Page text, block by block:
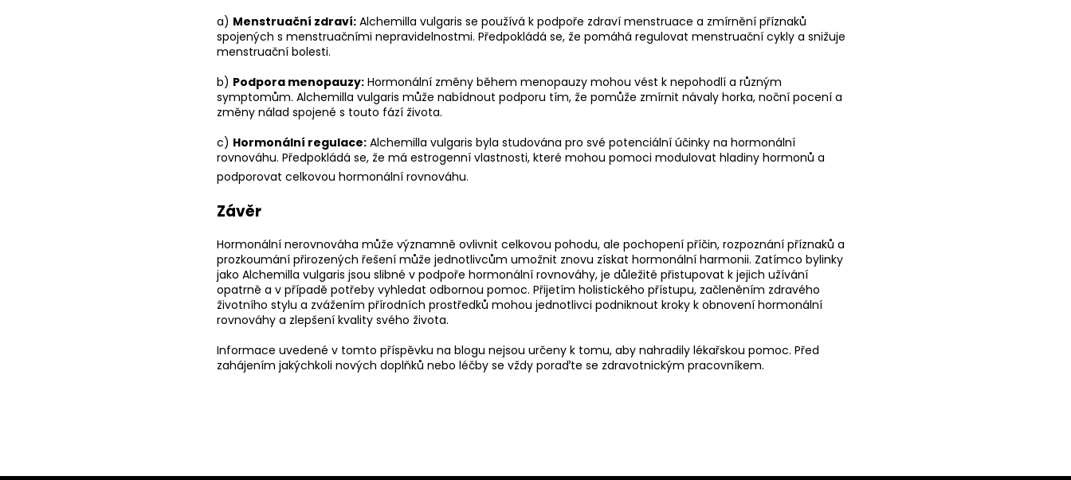
a) Menstruační zdraví: Alchemilla vulgaris se používá k podpoře zdraví menstruace a zmírnění příznaků
spojených s menstruačními nepravidelnostmi. Předpokládá se, že pomáhá regulovat menstruační cykly a snižuje
menstruační bolesti.
b) Podpora menopauzy: Hormonální změny během menopauzy mohou vést k nepohodlí a různým
symptomům. Alchemilla vulgaris může nabídnout podporu tím, že pomůže zmírnit návaly horka, noční pocení a
změny nálad spojené s touto fází života.
c) Hormonální regulace: Alchemilla vulgaris byla studována pro své potenciální účinky na hormonální
rovnováhu. Předpokládá se, že má estrogenní vlastnosti, které mohou pomoci modulovat hladiny hormonů a
podporovat celkovou hormonální rovnováhu.
Závěr
Hormonální nerovnováha může významně ovlivnit celkovou pohodu, ale pochopení příčin, rozpoznání příznaků a
prozkoumání přirozených řešení může jednotlivcům umožnit znovu získat hormonální harmonii. Zatímco bylinky
jako Alchemilla vulgaris jsou slibné v podpoře hormonální rovnováhy, je důležité přistupovat k jejich užívání
opatrně a v případě potřeby vyhledat odbornou pomoc. Přijetím holistického přístupu, začleněním zdravého
životního stylu a zvážením přírodních prostředků mohou jednotlivci podniknout kroky k obnovení hormonální
rovnováhy a zlepšení kvality svého života.
Informace uvedené v tomto příspěvku na blogu nejsou určeny k tomu, aby nahradily lékařskou pomoc. Před
zahájením jakýchkoli nových doplňků nebo léčby se vždy poraďte se zdravotnickým pracovníkem.